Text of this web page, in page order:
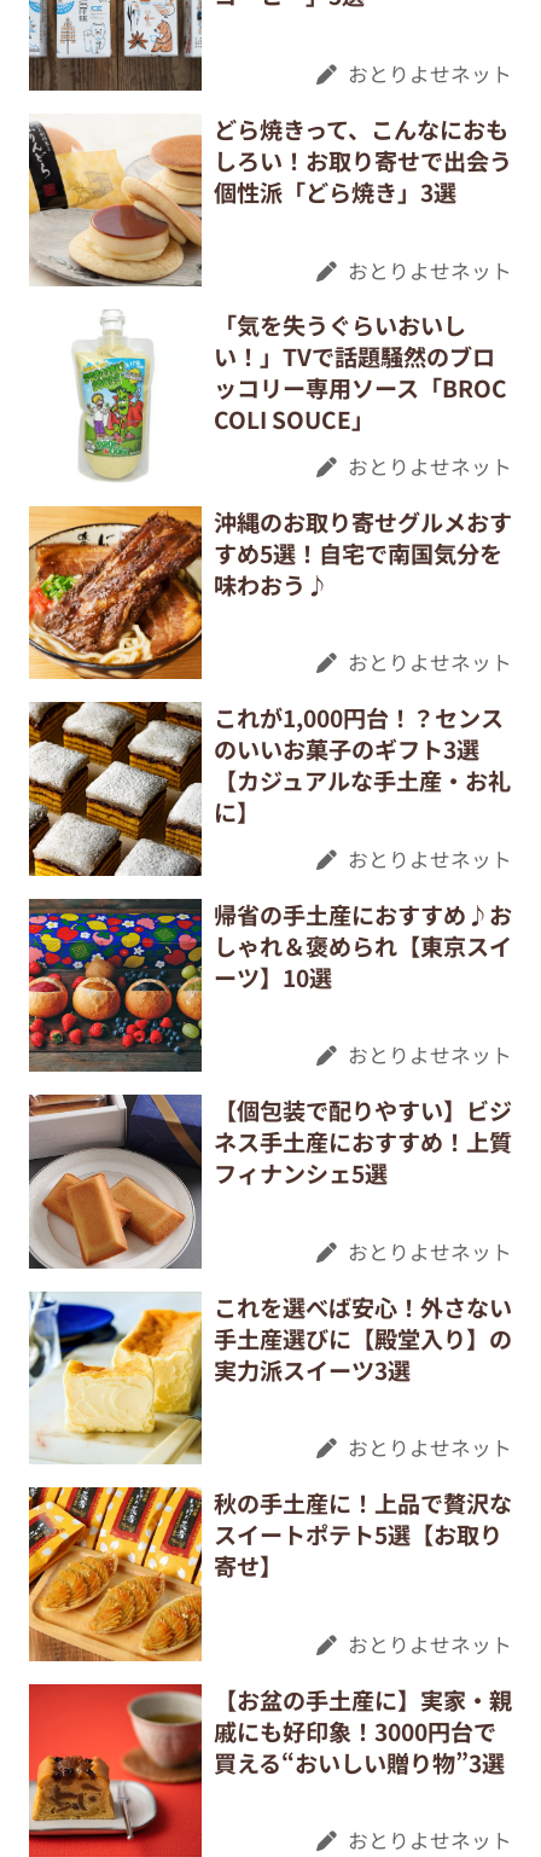
おとりよせネット
どら焼きって、こんなにおも
しろい！お取り寄せで出会う
個性派「どら焼き」3選
おとりよせネット
「気を失うぐらいおいし
い！」TVで話題騒然のブロ
ッコリー専用ソース「BROC
COLI SOUCE」
おとりよせネット
沖縄のお取り寄せグルメおす
すめ5選！自宅で南国気分を
味わおう♪
おとりよせネット
これが1,000円台！？センス
のいいお菓子のギフト3選
【カジュアルな手土産・お礼
に】
おとりよせネット
帰省の手土産におすすめ♪お
しゃれ＆褒められ【東京スイ
ーツ】10選
おとりよせネット
【個包装で配りやすい】ビジ
ネス手土産におすすめ！上質
フィナンシェ5選
おとりよせネット
これを選べば安心！外さない
手土産選びに【殿堂入り】の
実力派スイーツ3選
おとりよせネット
秋の手土産に！上品で贅沢な
スイートポテト5選【お取り
寄せ】
おとりよせネット
【お盆の手土産に】実家・親
戚にも好印象！3000円台で
買える“おいしい贈り物”3選
おとりよせネット